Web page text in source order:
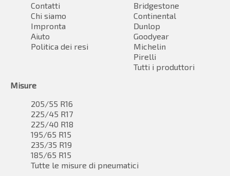
Contatti
Chi siamo
Impronta
Aiuto
Politica dei resi
Bridgestone
Continental
Dunlop
Goodyear
Michelin
Pirelli
Tutti i produttori
Misure
205/55 R16
225/45 R17
225/40 R18
195/65 R15
235/35 R19
185/65 R15
Tutte le misure di pneumatici